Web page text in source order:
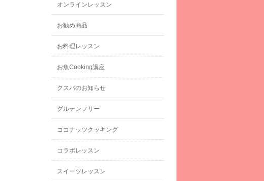
オンラインレッスン
お勧め商品
お料理レッスン
お魚Cooking講座
クスパのお知らせ
グルテンフリー
ココナッツクッキング
コラボレッスン
スイーツレッスン